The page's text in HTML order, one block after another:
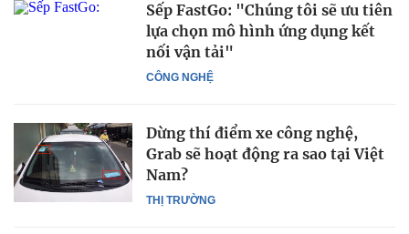
CÔNG NGHỆ
Sếp FastGo: "Chúng tôi sẽ ưu tiên
lựa chọn mô hình ứng dụng kết
nối vận tải"
THỊ TRƯỜNG
Dừng thí điểm xe công nghệ,
Grab sẽ hoạt động ra sao tại Việt
Nam?